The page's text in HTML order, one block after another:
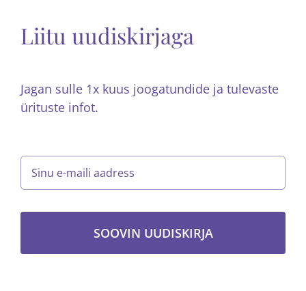
Liitu uudiskirjaga
Jagan sulle 1x kuus joogatundide ja tulevaste
ürituste infot.
Sisesta
oma
e-
aadress